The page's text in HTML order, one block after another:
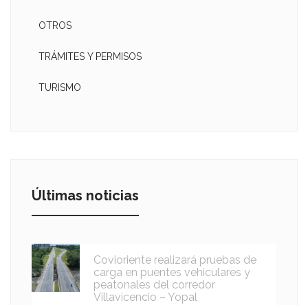
OTROS
TRÁMITES Y PERMISOS
TURISMO
Últimas noticias
Covioriente realizará pruebas de
carga en puentes vehiculares y
peatonales del corredor
Villavicencio – Yopal